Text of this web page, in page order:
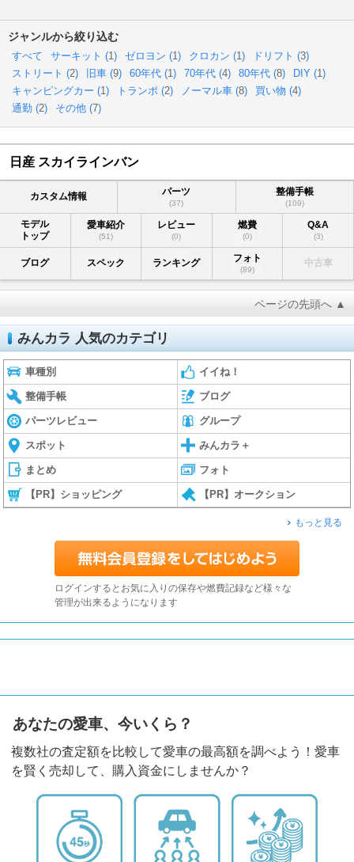
ジャンルから絞り込む
すべて サーキット (1) ゼロヨン (1) クロカン (1) ドリフト (3)
ストリート (2) 旧車 (9) 60年代 (1) 70年代 (4) 80年代 (8) DIY (1)
キャンピングカー (1) トランポ (2) ノーマル車 (8) 買い物 (4)
通勤 (2) その他 (7)
日産 スカイラインバン
カスタム情報 パーツ
(37)
整備手帳
(109)
モデル
トップ
愛車紹介
(51)
レビュー
(0)
燃費
(0)
Q&A
(3)
ブログ スペック ランキング フォト
(89)
中古車
ページの先頭へ ▲
みんカラ 人気のカテゴリ
車種別 イイね！
整備手帳 ブログ
パーツレビュー グループ
スポット みんカラ＋
まとめ フォト
【PR】ショッピング 【PR】オークション
もっと見る
ログインするとお気に入りの保存や燃費記録など様々な
管理が出来るようになります
あなたの愛車、今いくら？
複数社の査定額を比較して愛車の最高額を調べよう！愛車
を賢く売却して、購入資金にしませんか？